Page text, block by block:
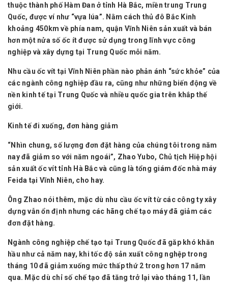
thuộc thành phố Hàm Đan ở tỉnh Hà Bắc, miền trung Trung
Quốc, được ví như “vựa lúa”. Nằm cách thủ đô Bắc Kinh
khoảng 450km về phía nam, quận Vĩnh Niên sản xuất và bán
hơn một nửa số ốc ít được sử dụng trong lĩnh vực công
nghiệp và xây dựng tại Trung Quốc mỗi năm.
Nhu cầu ốc vít tại Vĩnh Niên phần nào phản ánh “sức khỏe” của
các ngành công nghiệp đầu ra, cũng như những biến động về
nền kinh tế tại Trung Quốc và nhiều quốc gia trên khắp thế
giới.
Kinh tế đi xuống, đơn hàng giảm
“Nhìn chung, số lượng đơn đặt hàng của chúng tôi trong năm
nay đã giảm so với năm ngoái”, Zhao Yubo, Chủ tịch Hiệp hội
sản xuất ốc vít tỉnh Hà Bắc và cũng là tổng giám đốc nhà máy
Feida tại Vĩnh Niên, cho hay.
Ông Zhao nói thêm, mặc dù nhu cầu ốc vít từ các công ty xây
dựng vẫn ổn định nhưng các hãng chế tạo máy đã giảm các
đơn đặt hàng.
Ngành công nghiệp chế tạo tại Trung Quốc đã găp khó khăn
hầu như cả năm nay, khi tốc độ sản xuất công nghệp trong
tháng 10 đã giảm xuống mức thấp thứ 2 trong hơn 17 năm
qua. Mặc dù chỉ số chế tạo đã tăng trở lại vào tháng 11, lần